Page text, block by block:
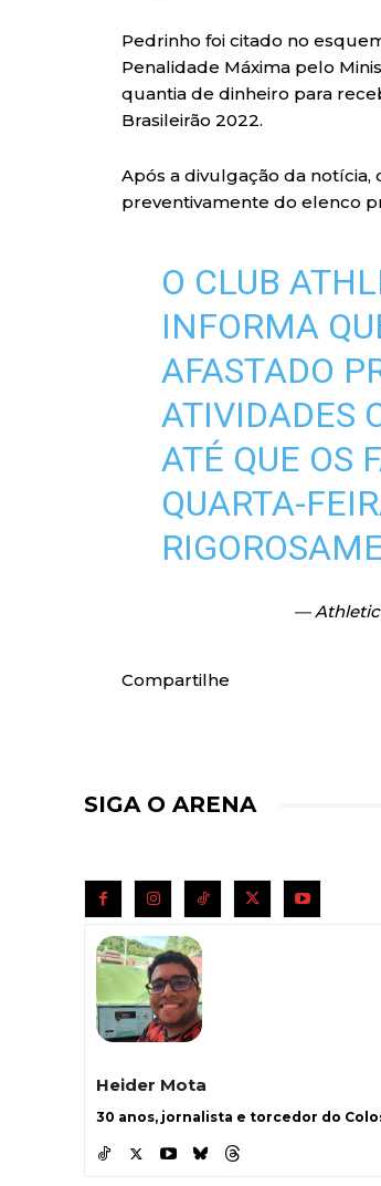
Pedrinho foi citado no
Penalidade Máxima pelo
quantia de dinheiro para
Brasileirão 2022.
Após a divulgação da
preventivamente do elenco
O CLUB
INFORMA
AFASTADO
ATIVIDADES
ATÉ QUE OS
QUARTA-
—
Compartilhe
SIGA O ARENA
Heider Mota
30 anos, jornalista e torcedor do